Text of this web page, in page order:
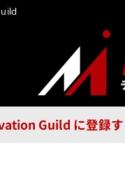
Guild に登録す
テクノロジー